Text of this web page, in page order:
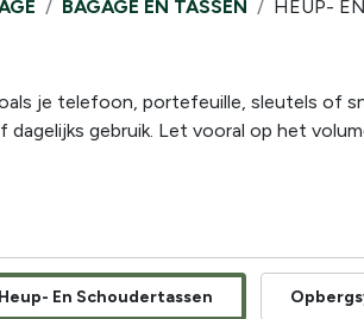
BAGAGE EN TASSEN HEUP-
je telefoon, portefeuille, sleutels of
gebruik. Let vooral op het
Heup- En Schoudertassen